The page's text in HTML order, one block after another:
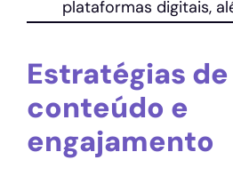
plataformas digitais,
Estratégias de
conteúdo e
engajamento